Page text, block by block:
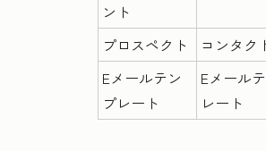
ント
プロスペクト
コンタク
Eメールテン
プレート
Eメール
レート